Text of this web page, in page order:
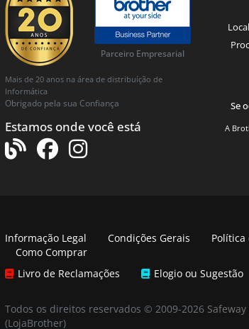
Parceiro Empresarial
Mais de 20 anos na área de distribuíção de
Informática
Obrigado pela sua Confiança
Estamos onde você está
Se
A
Informação Legal Condições Gerais Política
Como Comprar
Livro de Reclamações
Elogio ou Sugestão
Todos os direitos reservados © 2009-2026
(LojaBrother)